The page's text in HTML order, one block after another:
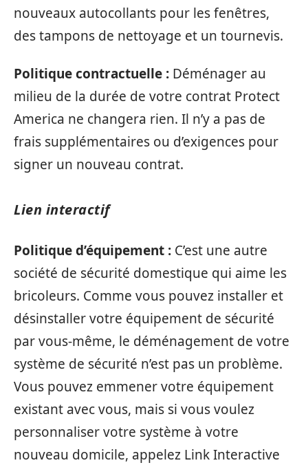
nouveaux autocollants pour les fenêtres,
des tampons de nettoyage et un tournevis.
Politique contractuelle : Déménager au
milieu de la durée de votre contrat Protect
America ne changera rien. Il n’y a pas de
frais supplémentaires ou d’exigences pour
signer un nouveau contrat.
Lien interactif
Politique d’équipement : C’est une autre
société de sécurité domestique qui aime les
bricoleurs. Comme vous pouvez installer et
désinstaller votre équipement de sécurité
par vous-même, le déménagement de votre
système de sécurité n’est pas un problème.
Vous pouvez emmener votre équipement
existant avec vous, mais si vous voulez
personnaliser votre système à votre
nouveau domicile, appelez Link Interactive